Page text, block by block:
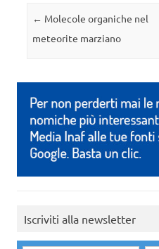
Navigazione articolo
← Molecole organiche nel
meteorite marziano
Iscriviti alla newsletter